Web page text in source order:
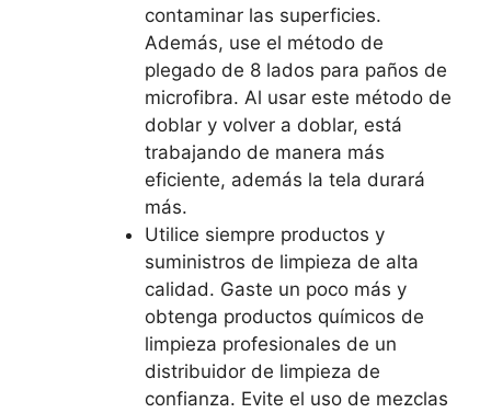
contaminar las superficies.
Además, use el método de
plegado de 8 lados para paños de
microfibra. Al usar este método de
doblar y volver a doblar, está
trabajando de manera más
eficiente, además la tela durará
más.
Utilice siempre productos y
suministros de limpieza de alta
calidad. Gaste un poco más y
obtenga productos químicos de
limpieza profesionales de un
distribuidor de limpieza de
confianza. Evite el uso de mezclas